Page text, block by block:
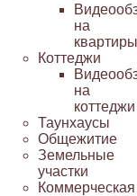
на
квартиры
Коттеджи
на
коттеджи
Таунхаусы
Общежитие
Земельные
участки
Коммерческая